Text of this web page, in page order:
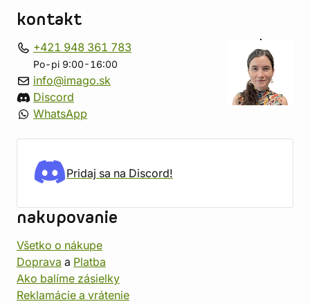
kontakt
+421 948 361 783
Po-pi 9:00-16:00
info@imago.sk
Discord
WhatsApp
Pridaj sa na Discord!
nakupovanie
Všetko o nákupe
Doprava a Platba
Ako balíme zásielky
Reklamácie a vrátenie